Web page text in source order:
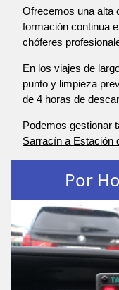
Ofrecemos una alta
formación continua
chóferes
En los viajes de
punto y limpieza
de 4 horas de
Podemos gestionar
Sarracín a Estación
Por